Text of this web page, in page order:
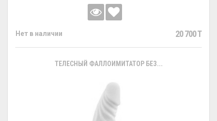
Нет в наличии 20 700 T
ТЕЛЕСНЫЙ ФАЛЛОИМИТАТОР БЕЗ...